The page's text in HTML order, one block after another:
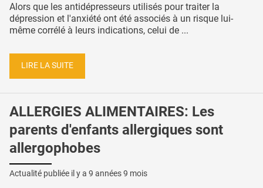
Alors que les antidépresseurs utilisés pour traiter la
dépression et l'anxiété ont été associés à un risque lui-
même corrélé à leurs indications, celui de ...
LIRE LA SUITE
ALLERGIES ALIMENTAIRES: Les
parents d'enfants allergiques sont
allergophobes
Actualité publiée il y a 9 années 9 mois